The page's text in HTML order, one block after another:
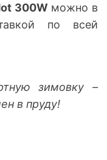
300Wможно в
по всей
зимовку –
в пруду!